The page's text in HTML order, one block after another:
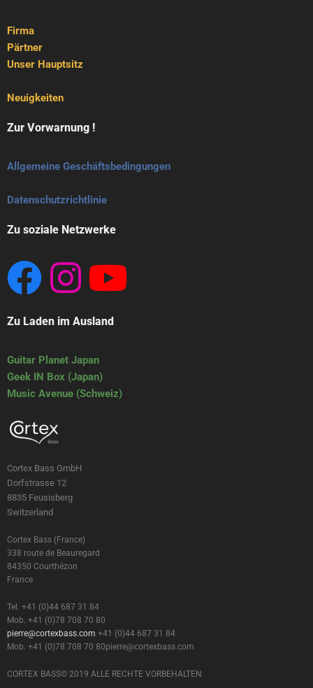
Firma
Pärtner
Unser Hauptsitz
Neuigkeiten
Zur Vorwarnung !
Allgemeine Geschäftsbedingungen
Datenschutzrichtlinie
Zu soziale Netzwerke
Zu Laden im Ausland
Guitar Planet Japan
Geek IN Box (Japan)
Music Avenue (Schweiz)
Cortex Bass GmbH
Dorfstrasse 12
8835 Feusisberg
Switzerland
Cortex Bass (France)
338 route de Beauregard
84350 Courthézon
France
Tel. +41 (0)44 687 31 84
Mob. +41 (0)78 708 70 80
pierre@cortexbass.com +41 (0)44 687 31 84
Mob. +41 (0)78 708 70 80pierre@cortexbass.com
CORTEX BASS© 2019 ALLE RECHTE VORBEHALTEN